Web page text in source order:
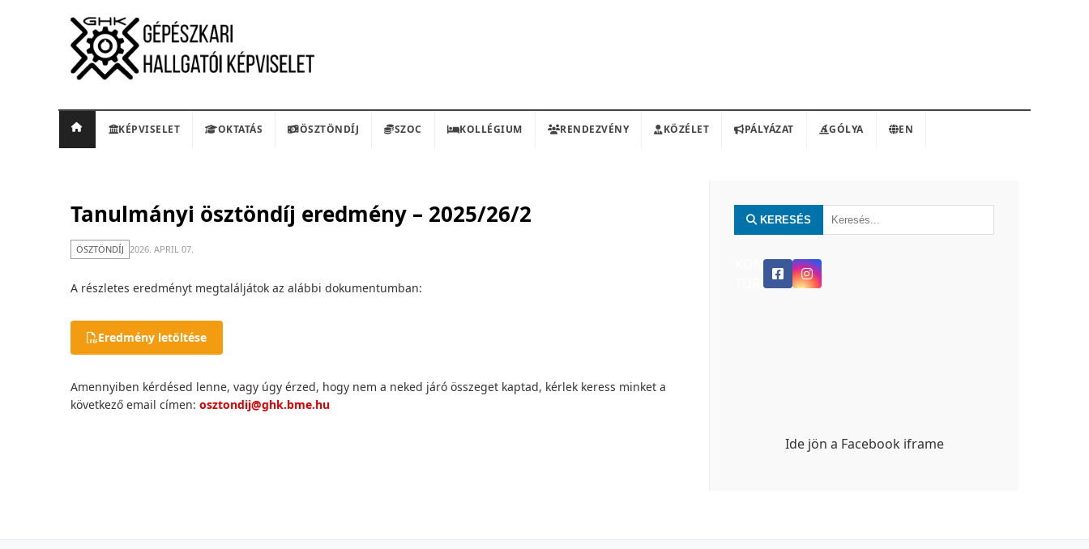
KÉPVISELET OKTATÁS ÖSZTÖNDÍJ SZOC KOLLÉGIUM RENDEZVÉNY KÖZÉLET PÁLYÁZAT GÓLYA EN
Tanulmányi ösztöndíj eredmény – 2025/26/2
ÖSZTÖNDÍJ 2026. APRIL 07.
A részletes eredményt megtaláljátok az alábbi dokumentumban:
Eredmény letöltése
Amennyiben kérdésed lenne, vagy úgy érzed, hogy nem a neked járó összeget kaptad, kérlek keress minket a
következő email címen: osztondij@ghk.bme.hu
KERESÉS
Ide jön a Facebook iframe